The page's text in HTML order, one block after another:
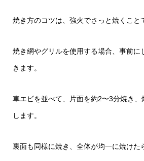
焼き方のコツは、強火でさっと焼くこと
焼き網やグリルを使用する場合、事前に
きます。
車エビを並べて、片面を約2〜3分焼き、
します。
裏面も同様に焼き、全体が均一に焼けた